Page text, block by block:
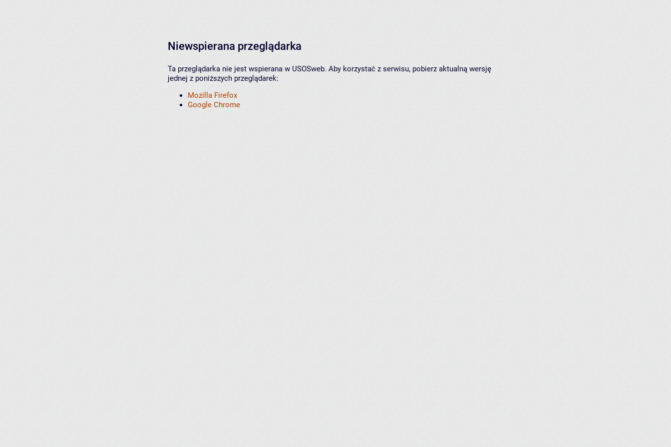
Niewspierana przeglądarka
Ta przeglądarka nie jest wspierana w USOSweb. Aby korzystać z serwisu, pobierz aktualną wersję
jednej z poniższych przeglądarek:
Mozilla Firefox
Google Chrome